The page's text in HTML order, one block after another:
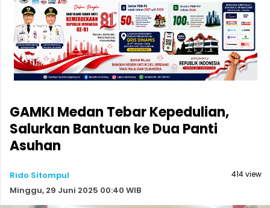
GAMKI Medan Tebar Kepedulian,
Salurkan Bantuan ke Dua Panti
Asuhan
Rido Sitompul
Minggu, 29 Juni 2025 00:40 WIB
414 view